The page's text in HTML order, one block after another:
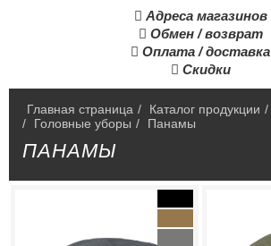
 Адреса магазинов
 Обмен / возврат
 Оплата / доставка
 Скидки
Главная страница / Каталог продукции /
/
Головные уборы / Панамы
ПАНАМЫ